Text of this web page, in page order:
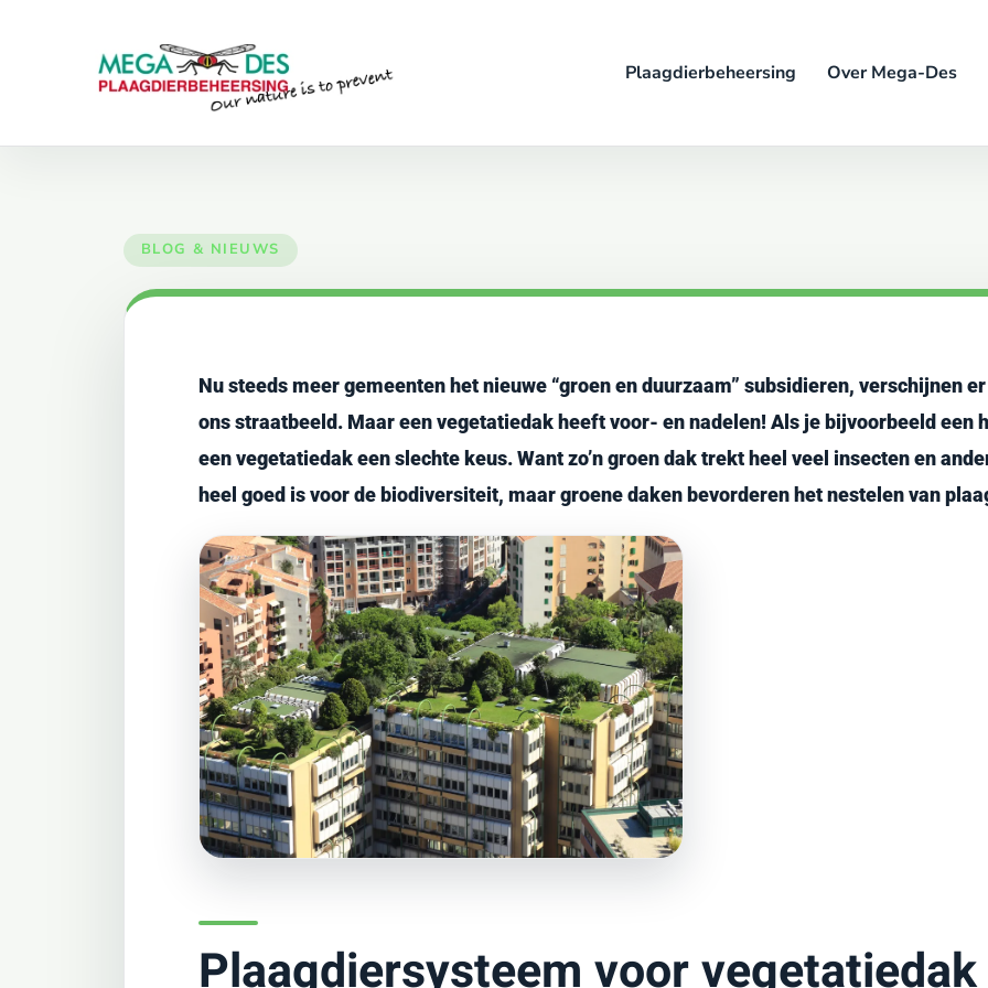
Skip to main content Plaagdierbeheersing Over Mega-Des
Nu steeds meer gemeenten het nieuwe “groen en duurzaam” subsidieren, verschijnen
ons straatbeeld. Maar een vegetatiedak heeft voor- en nadelen! Als je bijvoorbeeld een
een vegetatiedak een slechte keus. Want zo’n groen dak trekt heel veel insecten en
heel goed is voor de biodiversiteit, maar groene daken bevorderen het nestelen van
Plaagdiersysteem voor vegetatiedak